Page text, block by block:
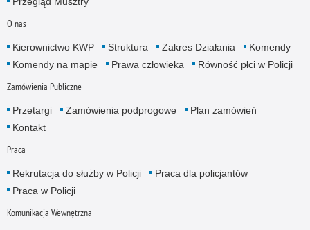
O nas
Kierownictwo KWP Struktura Zakres Działania
Komendy
Komendy na mapie
Prawa człowieka Równość płci w Policji
Zamówienia Publiczne
Przetargi Zamówienia podprogowe
Plan zamówień
Kontakt
Praca
Rekrutacja do służby w Policji
Praca dla policjantów
Praca w Policji
Komunikacja Wewnętrzna